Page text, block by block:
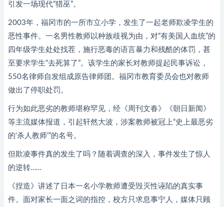
引发一场现代“猎巫”。
2003年，福冈市的一所市立小学，发生了一起老师欺凌学生的
恶性事件。一名男性教师以种族歧视为由，对“有美国人血统”的
四年级学生处处找茬，施行恶毒的语言暴力和残酷的体罚，甚
至要求学生“去死算了”。该学生的家长对教师提起民事诉讼，
550名律师自发组成原告律师团。福冈市教育委员会也对教师
做出了停职处罚。
行为如此恶劣的教师堪称罕见，经《周刊文春》《朝日新闻》
等主流媒体报道，引起轩然大波，涉案教师被冠上“史上最恶劣
的‘杀人教师’”的名号。
但欺凌事件真的发生了吗？随着调查的深入，事件发生了惊人
的逆转……
《捏造》讲述了日本一名小学教师遭受毁灭性诬陷的真实事
件。面对家长一面之词的指控，校方只求息事宁人，媒体只顾